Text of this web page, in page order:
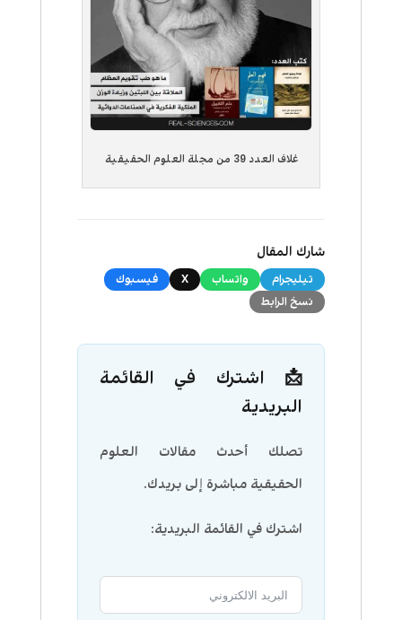
غلاف العدد 39 من مجلة العلوم الحقيقية
شارك المقال
تيليجرام واتساب X
فيسبوك
نسخ الرابط
📩 اشترك في القائمة
البريدية
تصلك أحدث مقالات العلوم
الحقيقية مباشرة إلى بريدك.
اشترك في القائمة البريدية: